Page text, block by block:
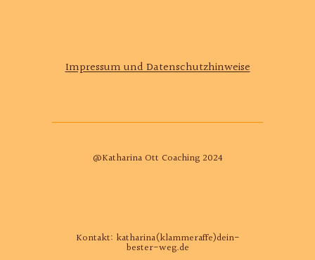
Impressum und Datenschutzhinweise
@Katharina Ott Coaching 2024
Kontakt: katharina(klammeraffe)dein-
bester-weg.de